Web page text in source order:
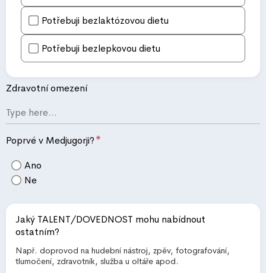
Potřebuji bezlaktózovou dietu
Potřebuji bezlepkovou dietu
Zdravotní omezení
Poprvé v Medjugorji?*
Ano
Ne
Jaký TALENT/DOVEDNOST mohu nabídnout
ostatním?
Např. doprovod na hudební nástroj, zpěv, fotografování,
tlumočení, zdravotník, služba u oltáře apod.